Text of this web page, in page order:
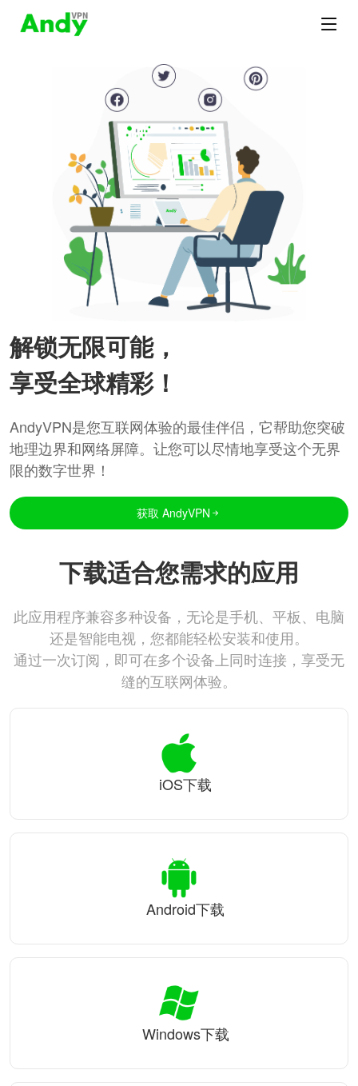
解锁无限可能，
享受全球精彩！
AndyVPN是您互联网体验的最佳伴侣，它帮助您突破
地理边界和网络屏障。让您可以尽情地享受这个无界
限的数字世界！
获取 AndyVPN
下载适合您需求的应用
此应用程序兼容多种设备，无论是手机、平板、电脑
还是智能电视，您都能轻松安装和使用。
通过一次订阅，即可在多个设备上同时连接，享受无
缝的互联网体验。
iOS下载
Android下载
Windows下载